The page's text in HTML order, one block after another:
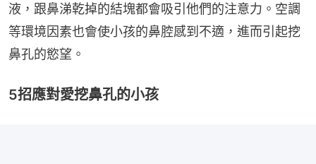
液，跟鼻涕乾掉的結塊都會吸引他們的注意力。空調
等環境因素也會使小孩的鼻腔感到不適，進而引起挖
鼻孔的慾望。
5招應對愛挖鼻孔的小孩